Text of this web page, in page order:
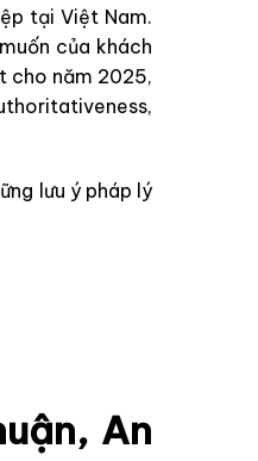
tại Việt Nam.
của khách
cho năm 2025,
lưu ý pháp lý
An